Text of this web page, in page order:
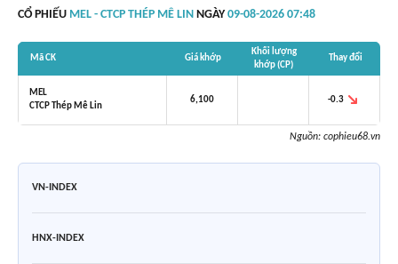
CỔ PHIẾU MEL - CTCP THÉP MÊ LIN NGÀY 09-08-2026 07:48
Mã CK Giá khớp
Khối lượng
khớp (CP)
Thay đổi
MEL
CTCP Thép Mê Lin
6,100 -0.3
Nguồn: cophieu68.vn
VN-INDEX
HNX-INDEX